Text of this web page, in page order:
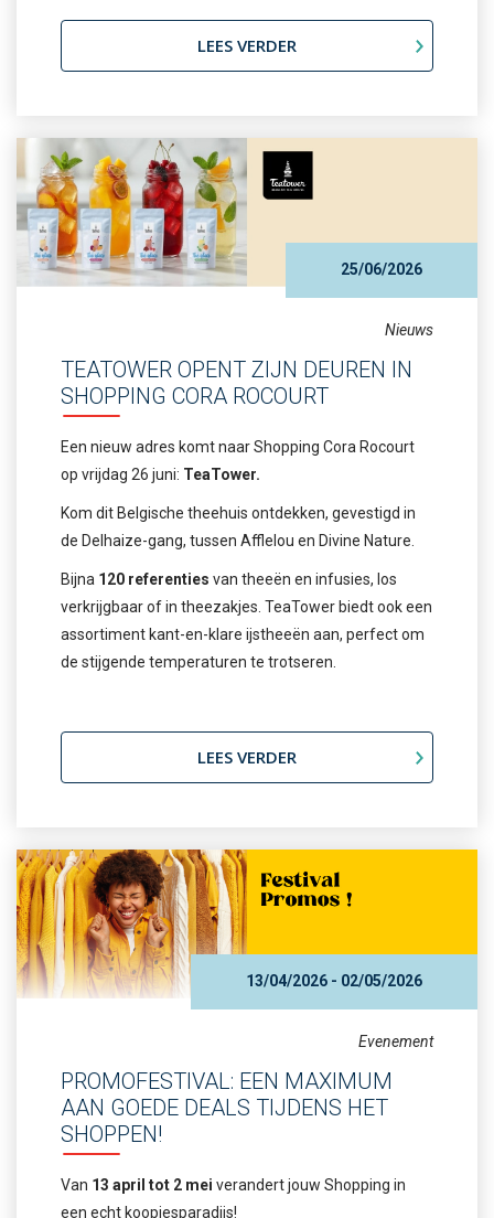
LEES VERDER
25/06/2026
Nieuws
TEATOWER OPENT ZIJN DEUREN IN
SHOPPING CORA ROCOURT
Een nieuw adres komt naar Shopping Cora Rocourt
op vrijdag 26 juni: TeaTower.
Kom dit Belgische theehuis ontdekken, gevestigd in
de Delhaize-gang, tussen Afflelou en Divine Nature.
Bijna 120 referenties van theeën en infusies, los
verkrijgbaar of in theezakjes. TeaTower biedt ook een
assortiment kant-en-klare ijstheeën aan, perfect om
de stijgende temperaturen te trotseren.
LEES VERDER
13/04/2026 - 02/05/2026
Evenement
PROMOFESTIVAL: EEN MAXIMUM
AAN GOEDE DEALS TIJDENS HET
SHOPPEN!
Van 13 april tot 2 mei verandert jouw Shopping in
een echt koopjesparadijs!